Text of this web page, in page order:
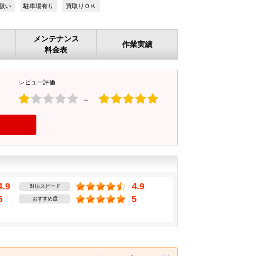
い 駐車場有り 買取りＯＫ
メンテナンス
料金表
作業実績
レビュー評価
～
対応スピード 4.9
おすすめ度 5